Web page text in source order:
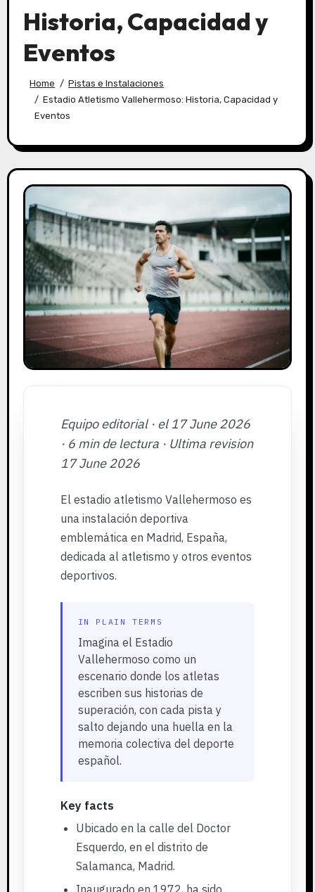
Historia, Capacidad y
Eventos
Home
Pistas e Instalaciones
Estadio Atletismo Vallehermoso: Historia, Capacidad y
Eventos
Equipo editorial · el 17 June 2026
· 6 min de lectura · Ultima revision
17 June 2026
El estadio atletismo Vallehermoso es
una instalación deportiva
emblemática en Madrid, España,
dedicada al atletismo y otros eventos
deportivos.
IN PLAIN TERMS
Imagina el Estadio
Vallehermoso como un
escenario donde los atletas
escriben sus historias de
superación, con cada pista y
salto dejando una huella en la
memoria colectiva del deporte
español.
Key facts
Ubicado en la calle del Doctor
Esquerdo, en el distrito de
Salamanca, Madrid.
Inaugurado en 1972, ha sido